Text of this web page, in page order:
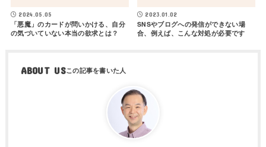
2024.05.05
「悪魔」のカードが問いかける、自分
の気づいていない本当の欲求とは？
2023.01.02
SNSやブログへの発信ができない場
合、例えば、こんな対処が必要です
ABOUT US